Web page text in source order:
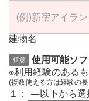
建物名
任意
使用可能ソフ
※利用経験のある
(複数使える方は経験の
１：